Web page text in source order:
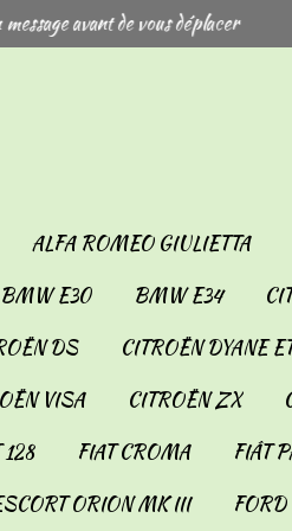
avant de vous déplacer
ALFA ROMEO GIULIETTA
BMW E30 BMW E34
DS
CITROËN DYANE
VISA CITROËN ZX
128 FIAT CROMA
FIÂT
ORION MK III